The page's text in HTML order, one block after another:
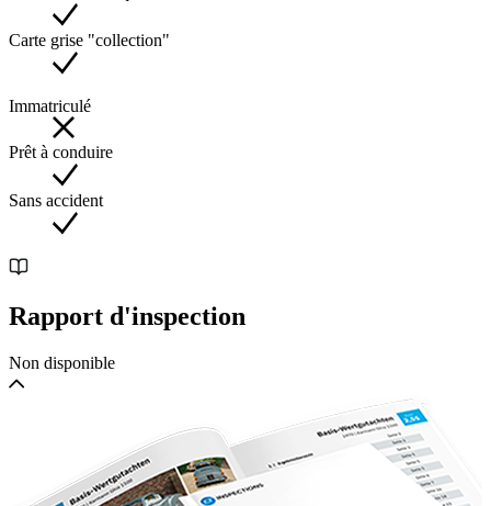
Carte grise "collection"
Immatriculé
Prêt à conduire
Sans accident
Rapport d'inspection
Non disponible